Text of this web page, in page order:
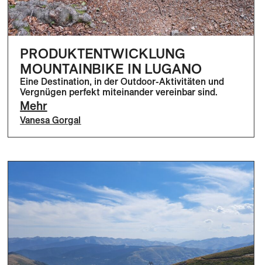
PRODUKTENTWICKLUNG
MOUNTAINBIKE IN LUGANO
Eine Destination, in der Outdoor-Aktivitäten und
Vergnügen perfekt miteinander vereinbar sind.
Mehr
Vanesa Gorgal